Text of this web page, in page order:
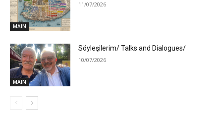
MAIN
11/07/2026
MAIN
Söyleşilerim/ Talks and Dialogues/
10/07/2026